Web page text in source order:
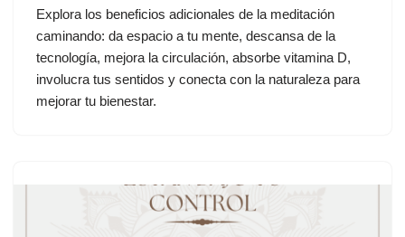
Explora los beneficios adicionales de la meditación
caminando: da espacio a tu mente, descansa de la
tecnología, mejora la circulación, absorbe vitamina D,
involucra tus sentidos y conecta con la naturaleza para
mejorar tu bienestar.